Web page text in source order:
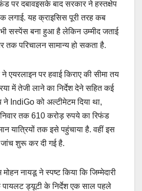
पर दबावइसके बाद सरकार ने हस्तक्षेप
लगाई. यह क्राइसिस पूरी तरह कब
सस्पेंस बना हुआ है लेकिन उम्मीद जताई
तक परिचालन सामान्य हो सकता है.
एयरलाइन पर हवाई किराए की सीमा तय
में तेजी लाने का निर्देश देने सहित कई
IndiGo को अल्टीमेटम दिया था,
तक 610 करोड़ रुपये का रिफंड
यात्रियों तक इसे पहुंचाया है. वहीं इस
शुरू कर दी गई है.
मोहन नायडू ने स्पष्ट किया कि जिम्मेदारी
पायलट ड्यूटी के निर्देश एक साल पहले